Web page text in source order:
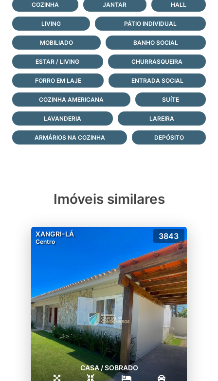
COZINHA JANTAR HALL
LIVING PÁTIO INDIVIDUAL
MOBILIADO BANHO SOCIAL
ESTAR / LIVING CHURRASQUEIRA
FORRO EM LAJE ENTRADA SOCIAL
COZINHA AMERICANA SUÍTE
LAVANDERIA LAREIRA
ARMÁRIOS NA COZINHA DEPÓSITO
Imóveis similares
XANGRI-LÁ
Centro
3843
CASA / SOBRADO